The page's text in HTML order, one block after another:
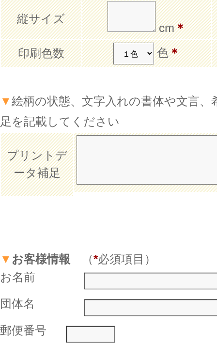
縦サイズ
cm＊
印刷色数
色＊
▼絵柄の状態、文字入れの書体や文言、
足を記載してください
プリントデ
ータ補足
▼ お客様情報 （*必須項目）
お名前
団体名
郵便番号